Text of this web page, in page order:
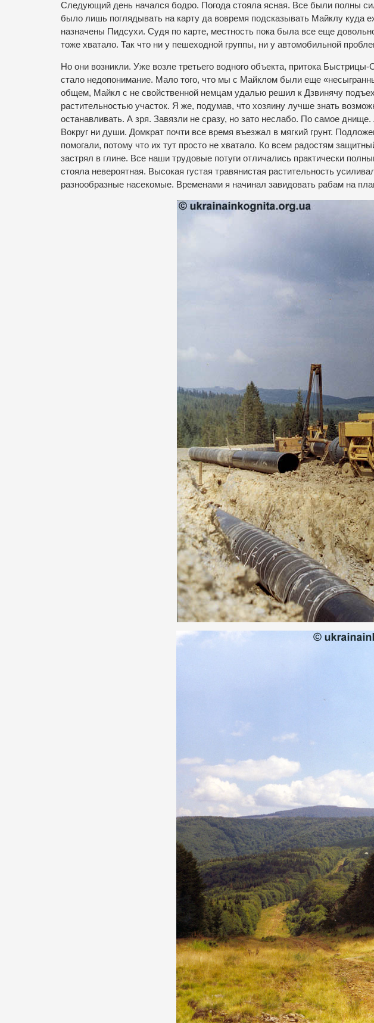
Следующий день начался бодро. Погода стояла ясная. Все были полны
было лишь поглядывать на карту да вовремя подсказывать Майклу куда
назначены Пидсухи. Судя по карте, местность пока была все еще
тоже хватало. Так что ни у пешеходной группы, ни у автомобильной
Но они возникли. Уже возле третьего водного объекта, притока
стало недопонимание. Мало того, что мы с Майклом были еще
общем, Майкл с не свойственной немцам удалью решил к Дзвинячу
растительностью участок. Я же, подумав, что хозяину лучше знать
останавливать. А зря. Завязли не сразу, но зато неслабо. По самое днище.
Вокруг ни души. Домкрат почти все время въезжал в мягкий грунт.
помогали, потому что их тут просто не хватало. Ко всем радостям
застрял в глине. Все наши трудовые потуги отличались практически
стояла невероятная. Высокая густая травянистая растительность
разнообразные насекомые. Временами я начинал завидовать рабам на